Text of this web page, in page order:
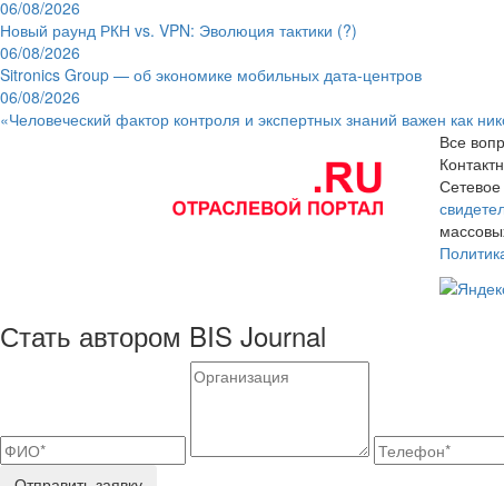
06/08/2026
Новый раунд РКН vs. VPN: Эволюция тактики (?)
06/08/2026
Sitronics Group — об экономике мобильных дата-центров
06/08/2026
«Человеческий фактор контроля и экспертных знаний важен как
Все
Стать автором BIS Journal